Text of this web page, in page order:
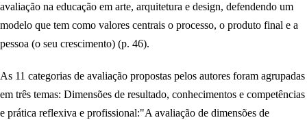
avaliação na educação em arte, arquitetura e design, defendendo um
modelo que tem como valores centrais o processo, o produto final e a
pessoa (o seu crescimento) (p. 46).
As 11 categorias de avaliação propostas pelos autores foram agrupadas
em três temas: Dimensões de resultado, conhecimentos e competências
e prática reflexiva e profissional:"A avaliação de dimensões de